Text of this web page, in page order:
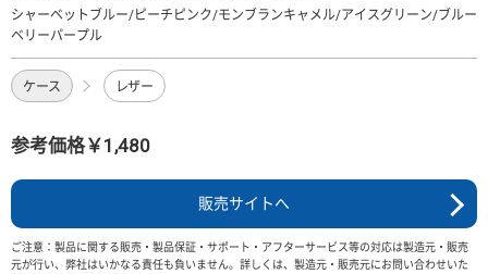
シャーベットブルー/ピーチピンク/モンブランキャメル/アイスグリーン/ブルー
ベリーパープル
ケース レザー
参考価格￥1,480
販売サイトへ
ご注意：製品に関する販売・製品保証・サポート・アフターサービス等の対応は製造元・販売
元が行い、弊社はいかなる責任も負いません。詳しくは、製造元・販売元にお問い合わせいた